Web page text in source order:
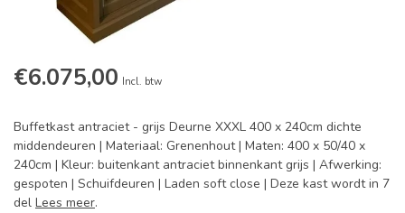
€6.075,00 Incl. btw
Buffetkast antraciet - grijs Deurne XXXL 400 x 240cm dichte
middendeuren | Materiaal: Grenenhout | Maten: 400 x 50/40 x
240cm | Kleur: buitenkant antraciet binnenkant grijs | Afwerking:
gespoten | Schuifdeuren | Laden soft close | Deze kast wordt in 7
del Lees meer.